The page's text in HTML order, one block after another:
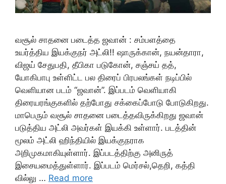
வசூல் சாதனை படைத்த ஜவான் : சம்பளத்தை
உயர்த்திய இயக்குநர் அட்லி!! ஷாருக்கான், நயன்தாரா,
விஜய் சேதுபதி, தீபிகா படுகோன், சஞ்சய் தத்,
யோகிபாபு உள்ளிட்ட பல திரைப் பிரபலங்கள் நடிப்பில்
வெளியான படம் “ஜவான்”. இப்படம் வெளியாகி
திரையரங்குகளில் தற்போது சக்கைப்போடு போடுகிறது.
மாபெரும் வசூல் சாதனை படைத்தவிருக்கிறது ஜவான்
படுத்திய அட்லி அவர்கள் இயக்கி உள்ளார். படத்தின்
மூலம் அட்லி ஹிந்தியில் இயக்குநராக
அறிமுகமாகியுள்ளார். இப்படத்திற்கு அனிருத்
இசையமைத்துள்ளார். இப்படம் மெர்சல்,தெறி, கத்தி
வில்லு … Read more